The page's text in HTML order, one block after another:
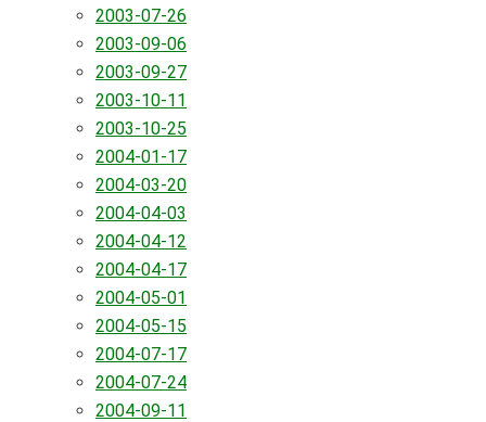
2003-07-26
2003-09-06
2003-09-27
2003-10-11
2003-10-25
2004-01-17
2004-03-20
2004-04-03
2004-04-12
2004-04-17
2004-05-01
2004-05-15
2004-07-17
2004-07-24
2004-09-11